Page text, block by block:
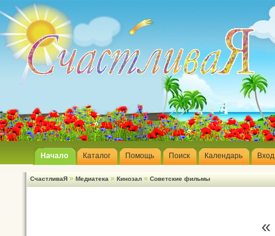
Начало Каталог Помощь Поиск Календарь Вход
СчастливаЯ » Медиатека » Кинозал » Советские фильмы